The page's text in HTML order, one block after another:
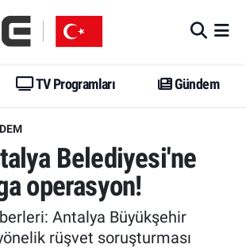
TV Programları Gündem
Belediyesi'ne
operasyon!
Antalya Büyükşehir
rüşvet soruşturması
Vakitleri
Haberleri